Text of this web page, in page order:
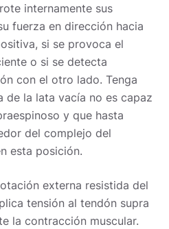
internamente sus
fuerza en dirección hacia
si se provoca el
o si se detecta
con el otro lado. Tenga
de la lata vacía no es capaz
y que hasta
del complejo del
esta posición.
externa resistida del
tensión al tendón supra
la contracción muscular.